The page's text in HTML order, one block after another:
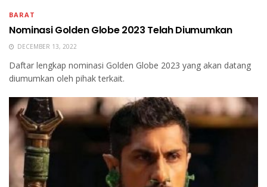
BARAT
Nominasi Golden Globe 2023 Telah Diumumkan
DECEMBER 13, 2022
Daftar lengkap nominasi Golden Globe 2023 yang akan datang
diumumkan oleh pihak terkait.